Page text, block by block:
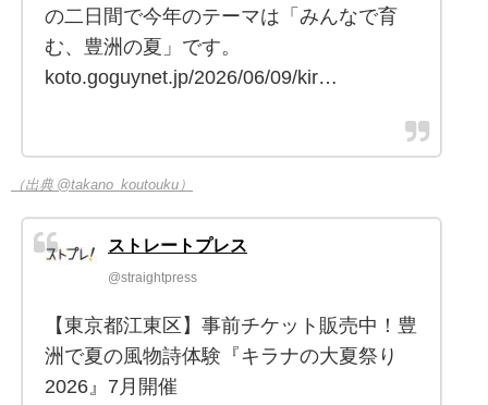
の二日間で今年のテーマは「みんなで育
む、豊洲の夏」です。
koto.goguynet.jp/2026/06/09/kir…
（出典 @takano_koutouku）
ストレートプレス
@straightpress
【東京都江東区】事前チケット販売中！豊
洲で夏の風物詩体験『キラナの大夏祭り
2026』7月開催